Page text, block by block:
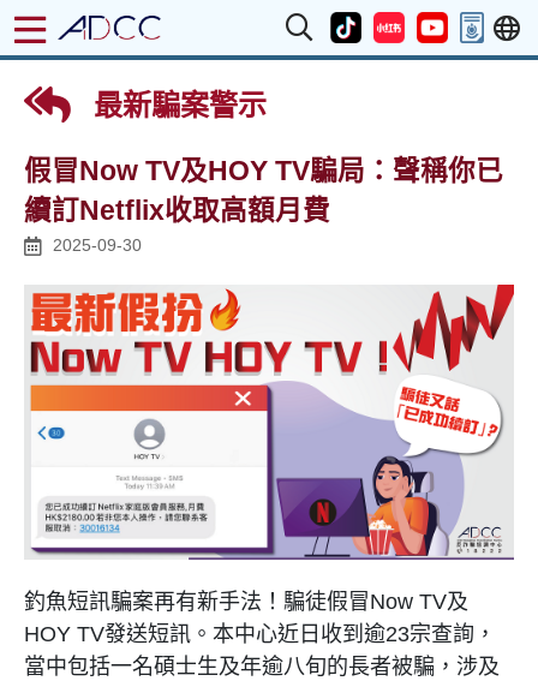
最新騙案警示
假冒Now TV及HOY TV騙局：聲稱你已
續訂Netflix收取高額月費
2025-09-30
釣魚短訊騙案再有新手法！騙徒假冒Now TV及
HOY TV發送短訊。本中心近日收到逾23宗查詢，
當中包括一名碩士生及年逾八旬的長者被騙，涉及